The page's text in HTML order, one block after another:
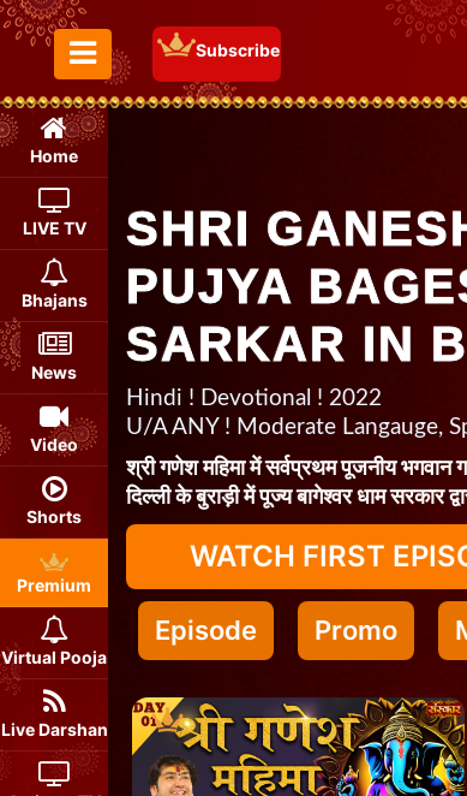
Toggle Menu
Subscribe
Home
LIVE TV
Bhajans
News
Video
Shorts
Premium
Virtual Pooja
Live Darshan
SHRI
PUJYA
SARKAR IN
Hindi ! Devotional ! 2022
U/A ANY ! Moderate Langauge,
श्री गणेश महिमा में सर्वप्रथम पूजनीय
दिल्ली के बुराड़ी में पूज्य बागेश्वर धाम सरकार
WATCH FIRST
Episode Promo